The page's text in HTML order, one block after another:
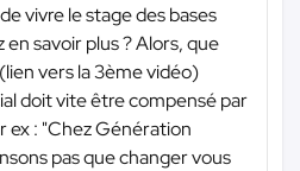
vivre le stage des bases
savoir plus ? Alors, que
vers la 3ème vidéo)
doit vite être compensé par
ex : "Chez Génération
pas que changer vous